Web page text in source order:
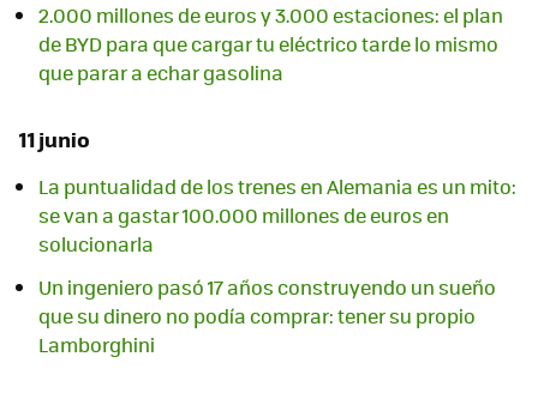
2.000 millones de euros y 3.000 estaciones: el plan
de BYD para que cargar tu eléctrico tarde lo mismo
que parar a echar gasolina
11 junio
La puntualidad de los trenes en Alemania es un mito:
se van a gastar 100.000 millones de euros en
solucionarla
Un ingeniero pasó 17 años construyendo un sueño
que su dinero no podía comprar: tener su propio
Lamborghini